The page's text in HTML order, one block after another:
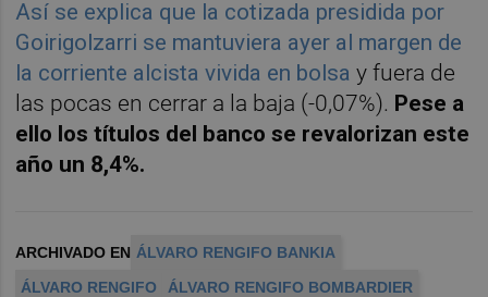
Así se explica que la cotizada presidida por
Goirigolzarri se mantuviera ayer al margen de
la corriente alcista vivida en bolsa y fuera de
las pocas en cerrar a la baja (-0,07%). Pese a
ello los títulos del banco se revalorizan este
año un 8,4%.
ARCHIVADO EN ÁLVARO RENGIFO BANKIA
ÁLVARO RENGIFO
ÁLVARO RENGIFO BOMBARDIER